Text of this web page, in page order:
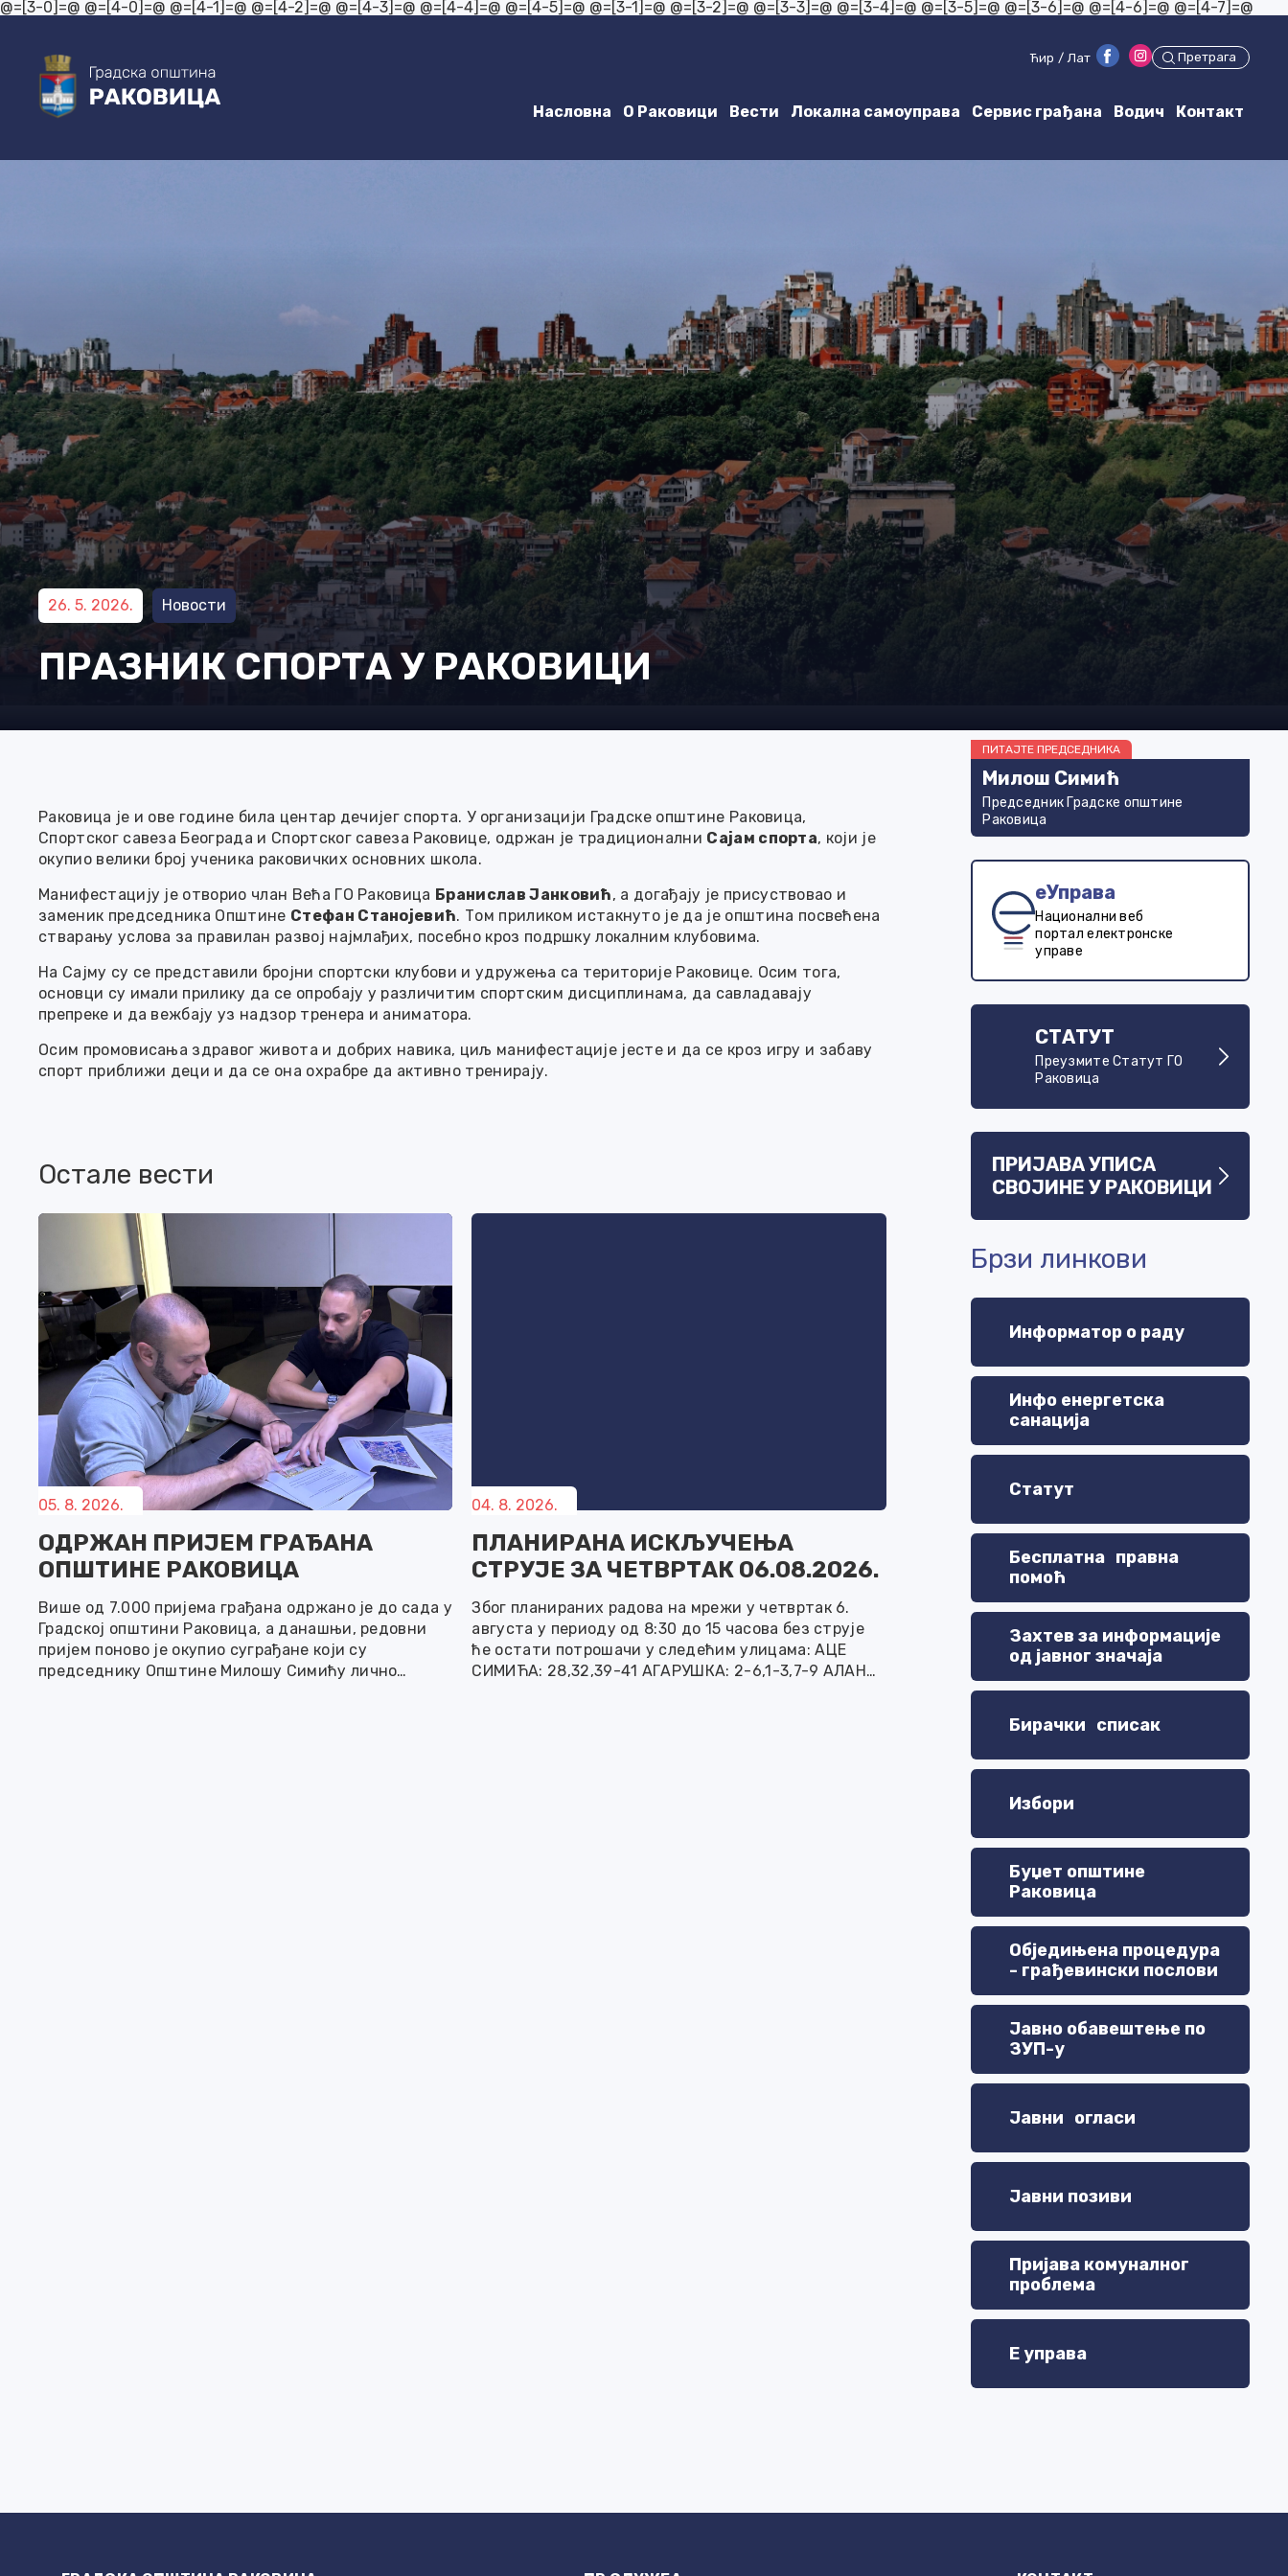
@=[3-0]=@ @=[4-0]=@ @=[4-1]=@ @=[4-2]=@ @=[4-3]=@ @=[4-4]=@ @=[4-5]=@ @=[3-1]=@ @=[3-2]=@ @=[3-3]=@ @=[3-4]=@ @=[3-5]=@ @=[3-6]=@ @=[4-6]=@ @=[4-7]=@
Ћир / Лат Претрага
Насловна О Раковици Вести Локална самоуправа Сервис грађана Водич Контакт
26. 5. 2026. Новости
ПРАЗНИК СПОРТА У РАКОВИЦИ
Раковица је и ове године била центар дечијег спорта. У организацији Градске општине Раковица,
Спортског савеза Београда и Спортског савеза Раковице, одржан је традиционални Сајам спорта, који је
окупио велики број ученика раковичких основних школа.
Манифестацију је отворио члан Већа ГО Раковица Бранислав Јанковић, а догађају је присуствовао и
заменик председника Општине Стефан Станојевић. Том приликом истакнуто је да је општина посвећена
стварању услова за правилан развој најмлађих, посебно кроз подршку локалним клубовима.
На Сајму су се представили бројни спортски клубови и удружења са територије Раковице. Осим тога,
основци су имали прилику да се опробају у различитим спортским дисциплинама, да савладавају
препреке и да вежбају уз надзор тренера и аниматора.
Осим промовисања здравог живота и добрих навика, циљ манифестације јесте и да се кроз игру и забаву
спорт приближи деци и да се она охрабре да активно тренирају.
Остале вести
05. 8. 2026.
ОДРЖАН ПРИЈЕМ ГРАЂАНА
ОПШТИНЕ РАКОВИЦА
Више од 7.000 пријема грађана одржано је до сада у
Градској општини Раковица, а данашњи, редовни
пријем поново је окупио суграђане који су
председнику Општине Милошу Симићу лично
04. 8. 2026.
ПЛАНИРАНА ИСКЉУЧЕЊА
СТРУЈЕ ЗА ЧЕТВРТАК 06.08.2026.
Због планираних радова на мрежи у четвртак 6.
августа у периоду од 8:30 до 15 часова без струје
ће остати потрошачи у следећим улицама: АЦЕ
СИМИЋА: 28,32,39-41 АГАРУШКА: 2-6,1-3,7-9 АЛАНА
ПИТАЈТЕ ПРЕДСЕДНИКА
Милош Симић
Председник Градске општине
Раковица
еУправа
Национални веб
портал електронске
управе
СТАТУТ
Преузмите Статут ГО
Раковица
ПРИЈАВА УПИСА
СВОЈИНЕ У РАКОВИЦИ
Брзи линкови
Информатор о раду
Инфо енергетска
санација
Статут
Бесплатна правна
помоћ
Захтев за информације
од јавног значаја
Бирачки списак
Избори
Буџет општине
Раковица
Обједињена процедура
- грађевински послови
Јавно обавештење по
ЗУП-у
Јавни огласи
Јавни позиви
Пријава комуналног
проблема
Е управа